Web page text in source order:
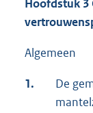
i
n
:
i
n
:
Hoofdstuk
Algemeen
1.
De